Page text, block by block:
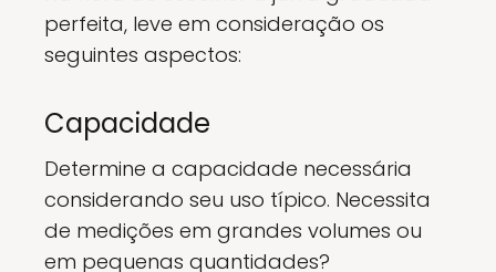
perfeita, leve em consideração os
seguintes aspectos:
Capacidade
Determine a capacidade necessária
considerando seu uso típico. Necessita
de medições em grandes volumes ou
em pequenas quantidades?